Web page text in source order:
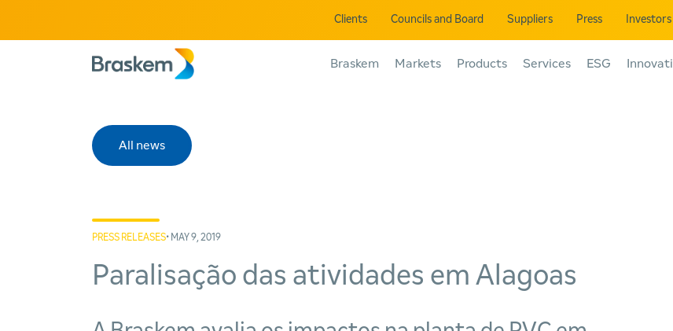
Clients Councils and Board Suppliers Press Investors
Braskem Markets Products Services ESG
All news
PRESS RELEASES• MAY 9, 2019
Paralisação das atividades em Alagoas